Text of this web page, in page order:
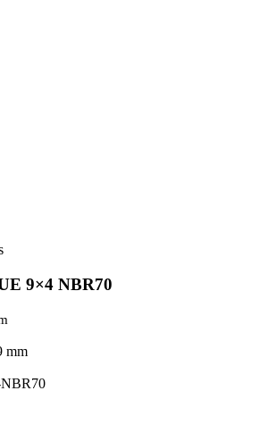
9×4 NBR70
mm